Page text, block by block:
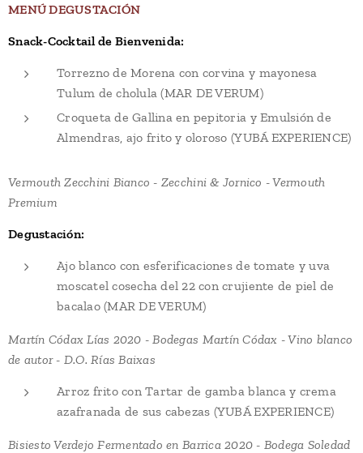
MENÚ DEGUSTACIÓN
Snack-Cocktail de Bienvenida:
Torrezno de Morena con corvina y mayonesa
Tulum de cholula (MAR DE VERUM)
Croqueta de Gallina en pepitoria y Emulsión de
Almendras, ajo frito y oloroso (YUBÁ EXPERIENCE)
Vermouth Zecchini Bianco - Zecchini & Jornico - Vermouth
Premium
Degustación:
Ajo blanco con esferificaciones de tomate y uva
moscatel cosecha del 22 con crujiente de piel de
bacalao (MAR DE VERUM)
Martín Códax Lías 2020 - Bodegas Martín Códax - Vino blanco
de autor - D.O. Rías Baixas
Arroz frito con Tartar de gamba blanca y crema
azafranada de sus cabezas (YUBÁ EXPERIENCE)
Bisiesto Verdejo Fermentado en Barrica 2020 - Bodega Soledad